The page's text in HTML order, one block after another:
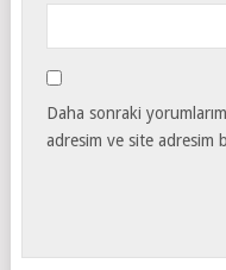
Daha sonraki
adresim ve site adresim